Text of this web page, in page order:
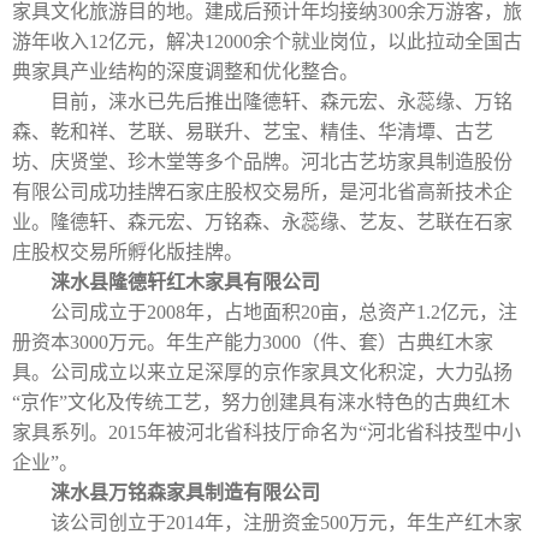
家具文化旅游目的地。建成后预计年均接纳300余万游客，旅
游年收入12亿元，解决12000余个就业岗位，以此拉动全国古
典家具产业结构的深度调整和优化整合。
目前，涞水已先后推出隆德轩、森元宏、永蕊缘、万铭
森、乾和祥、艺联、易联升、艺宝、精佳、华清墰、古艺
坊、庆贤堂、珍木堂等多个品牌。河北古艺坊家具制造股份
有限公司成功挂牌石家庄股权交易所，是河北省高新技术企
业。隆德轩、森元宏、万铭森、永蕊缘、艺友、艺联在石家
庄股权交易所孵化版挂牌。
涞水县隆德轩红木家具有限公司
公司成立于2008年，占地面积20亩，总资产1.2亿元，注
册资本3000万元。年生产能力3000 （件、套）古典红木家
具。公司成立以来立足深厚的京作家具文化积淀，大力弘扬
“京作”文化及传统工艺，努力创建具有涞水特色的古典红木
家具系列。2015年被河北省科技厅命名为“河北省科技型中小
企业”。
涞水县万铭森家具制造有限公司
该公司创立于2014年，注册资金500万元，年生产红木家